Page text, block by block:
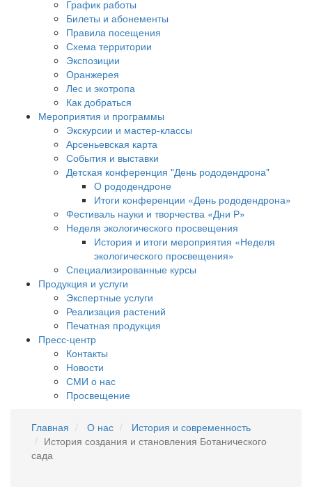
График работы
Билеты и абонементы
Правила посещения
Схема территории
Экспозиции
Оранжерея
Лес и экотропа
Как добраться
Мероприятия и программы
Экскурсии и мастер-классы
Арсеньевская карта
События и выставки
Детская конференция "День рододендрона"
О рододендроне
Итоги конференции «День рододендрона»
Фестиваль науки и творчества «Дни Р»
Неделя экологического просвещения
История и итоги мероприятия «Неделя
экологического просвещения»
Специализированные курсы
Продукция и услуги
Экспертные услуги
Реализация растений
Печатная продукция
Пресс-центр
Контакты
Новости
СМИ о нас
Просвещение
Главная О нас
История и современность
История создания и становления Ботанического
сада